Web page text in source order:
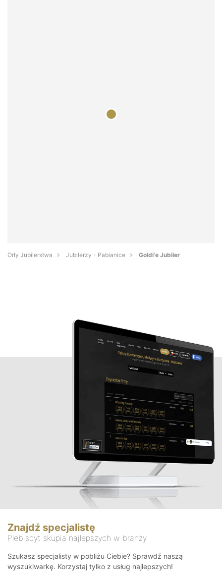
Orły Jubilerstwa Jubilerzy - Pabianice Goldi'e Jubiler
Znajdź specjalistę
Plebiscyt skupia najlepszych w branży
Szukasz specjalisty w pobliżu Ciebie? Sprawdź naszą
wyszukiwarkę. Korzystaj tylko z usług najlepszych!